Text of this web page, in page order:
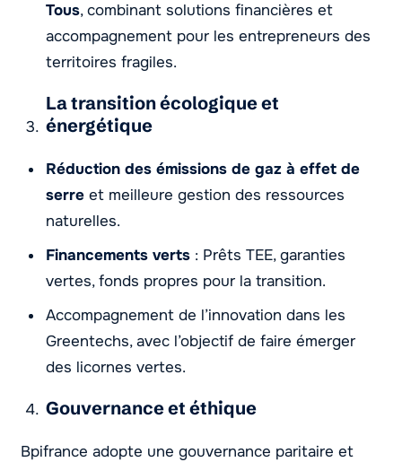
Tous, combinant solutions financières et
accompagnement pour les entrepreneurs des
territoires fragiles.
La transition écologique et
énergétique
Réduction des émissions de gaz à effet de
serre et meilleure gestion des ressources
naturelles.
Financements verts : Prêts TEE, garanties
vertes, fonds propres pour la transition.
Accompagnement de l’innovation dans les
Greentechs, avec l’objectif de faire émerger
des licornes vertes.
Gouvernance et éthique
Bpifrance adopte une gouvernance paritaire et